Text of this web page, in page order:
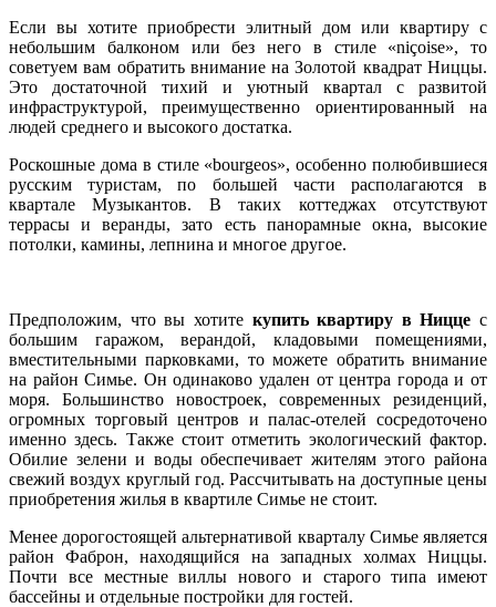
Если вы хотите приобрести элитный дом или квартиру с
небольшим балконом или без него в стиле «niçoise», то
советуем вам обратить внимание на Золотой квадрат Ниццы.
Это достаточной тихий и уютный квартал с развитой
инфраструктурой, преимущественно ориентированный на
людей среднего и высокого достатка.
Роскошные дома в стиле «bourgeos», особенно полюбившиеся
русским туристам, по большей части располагаются в
квартале Музыкантов. В таких коттеджах отсутствуют
террасы и веранды, зато есть панорамные окна, высокие
потолки, камины, лепнина и многое другое.
Предположим, что вы хотите купить квартиру в Ницце с
большим гаражом, верандой, кладовыми помещениями,
вместительными парковками, то можете обратить внимание
на район Симье. Он одинаково удален от центра города и от
моря. Большинство новостроек, современных резиденций,
огромных торговый центров и палас-отелей сосредоточено
именно здесь. Также стоит отметить экологический фактор.
Обилие зелени и воды обеспечивает жителям этого района
свежий воздух круглый год. Рассчитывать на доступные цены
приобретения жилья в квартиле Симье не стоит.
Менее дорогостоящей альтернативой кварталу Симье является
район Фаброн, находящийся на западных холмах Ниццы.
Почти все местные виллы нового и старого типа имеют
бассейны и отдельные постройки для гостей.